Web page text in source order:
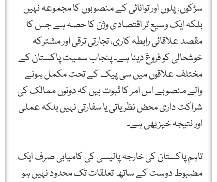
سڑکوں، پلوں اور توانائی کے منصوبوں کا مجموعہ نہیں
بلکہ ایک وسیع تر اقتصادی وژن کا حصہ ہے جس کا
مقصد علاقائی رابطہ کاری، تجارتی ترقی اور مشترکہ
خوشحالی کو فروغ دینا ہے۔ پنجاب سمیت پاکستان کے
مختلف علاقوں میں سی پیک کے تحت مکمل ہونے
والے منصوبے اس امر کا ثبوت ہیں کہ دونوں ممالک کی
شراکت داری محض نظریاتی یا سفارتی نہیں بلکہ عملی
اور نتیجہ خیز بھی ہے۔
تاہم پاکستان کی خارجہ پالیسی کی کامیابی صرف ایک
مضبوط دوست کے ساتھ تعلقات تک محدود نہیں ہو